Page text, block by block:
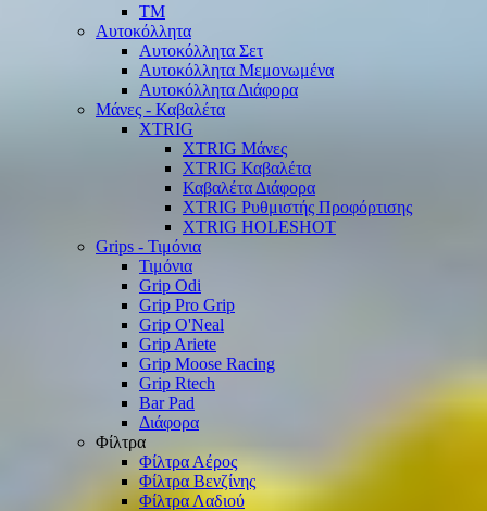
TM
Αυτοκόλλητα
Αυτοκόλλητα Σετ
Αυτοκόλλητα Μεμονωμένα
Αυτοκόλλητα Διάφορα
Μάνες - Καβαλέτα
XTRIG
XTRIG Μάνες
XTRIG Καβαλέτα
Καβαλέτα Διάφορα
XTRIG Ρυθμιστής Προφόρτισης
XTRIG HOLESHOT
Grips - Τιμόνια
Τιμόνια
Grip Odi
Grip Pro Grip
Grip O'Neal
Grip Ariete
Grip Moose Racing
Grip Rtech
Bar Pad
Διάφορα
Φίλτρα
Φίλτρα Αέρος
Φίλτρα Βενζίνης
Φίλτρα Λαδιού